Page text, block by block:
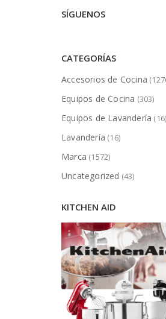
SÍGUENOS
CATEGORÍAS
Accesorios de Cocina
Equipos de Cocina (303)
Equipos de Lavandería (16)
Lavandería (16)
Marca (1572)
Uncategorized (43)
KITCHEN AID